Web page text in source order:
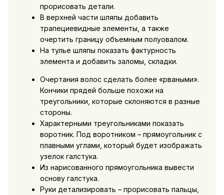
прорисовать детали.
В верхней части шляпы добавить
трапециевидные элементы, а также
очертить границу объемным полуовалом.
На тулье шляпы показать фактурность
элемента и добавить заломы, складки.
Очертания волос сделать более «рваными».
Кончики прядей больше похожи на
треугольники, которые склоняются в разные
стороны.
Характерными треугольниками показать
воротник. Под воротником – прямоугольник с
плавными углами, который будет изображать
узелок галстука.
Из нарисованного прямоугольника вывести
основу галстука.
Руки детализировать – прорисовать пальцы,